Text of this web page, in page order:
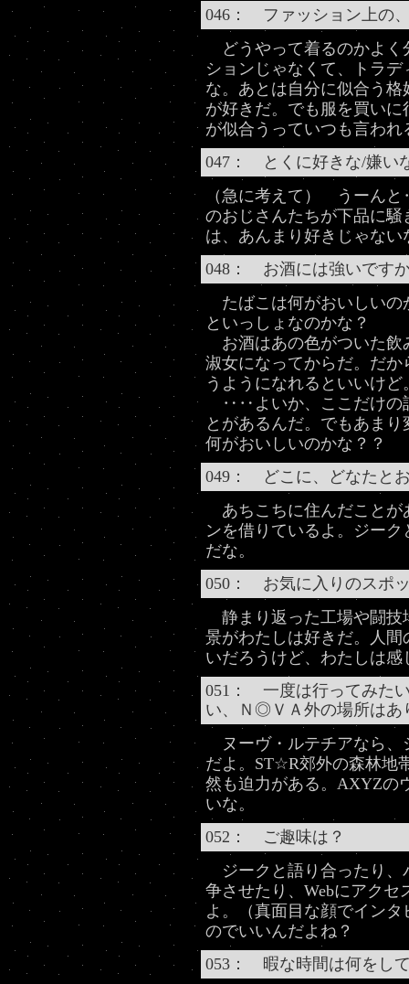
046： ファッション上の
どうやって着るのかよく
ションじゃなくて、トラ
な。あとは自分に似合う
が好きだ。でも服を買い
が似合うっていつも言わ
047： とくに好きな/嫌い
（急に考えて） うーん
のおじさんたちが下品に
は、あんまり好きじゃない
048： お酒には強いです
たばこは何がおいしいの
といっしょなのかな？
お酒はあの色がついた飲
淑女になってからだ。だ
うようになれるといいけど
‥‥よいか、ここだけの
とがあるんだ。でもあま
何がおいしいのかな？？
049： どこに、どなたと
あちこちに住んだことが
ンを借りているよ。ジー
だな。
050： お気に入りのスポ
静まり返った工場や闘技
景がわたしは好きだ。人
いだろうけど、わたしは
051： 一度は行ってみた
い、Ｎ◎ＶＡ外の場所はあ
ヌーヴ・ルテチアなら、
だよ。ST☆R郊外の森林地
然も迫力がある。AXYZの
いな。
052： ご趣味は？
ジークと語り合ったり、
争させたり、Webにアク
よ。（真面目な顔でイン
のでいいんだよね？
053： 暇な時間は何をし